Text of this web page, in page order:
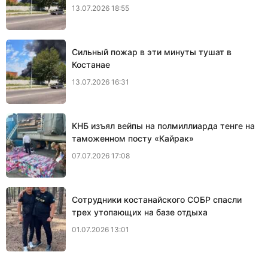
13.07.2026 18:55
Сильный пожар в эти минуты тушат в
Костанае
13.07.2026 16:31
КНБ изъял вейпы на полмиллиарда тенге на
таможенном посту «Кайрак»
07.07.2026 17:08
Сотрудники костанайского СОБР спасли
трех утопающих на базе отдыха
01.07.2026 13:01